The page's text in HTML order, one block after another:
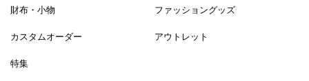
財布・小物 ファッショングッズ
カスタムオーダー アウトレット
特集